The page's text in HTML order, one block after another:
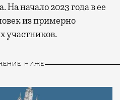
На начало 2023 года в ее
из примерно
участников.
НИЖЕ